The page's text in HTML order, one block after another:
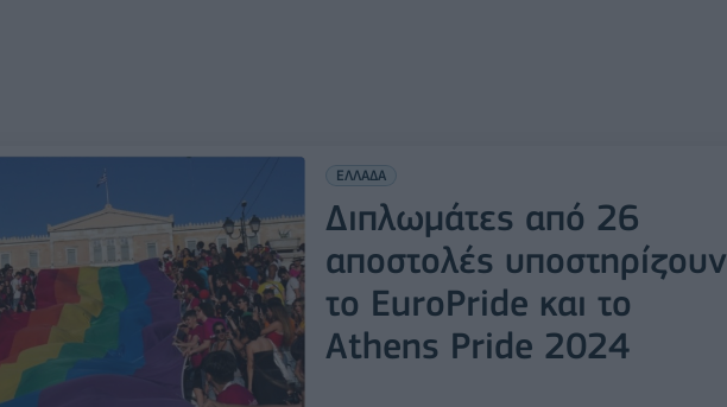
ΕΛΛΑΔΑ
Διπλωμάτες από 26
αποστολές υποστηρίζουν
το EuroPride και τo
Athens Pride 2024